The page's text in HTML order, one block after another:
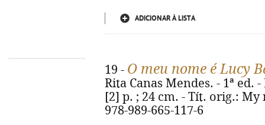
ADICIONAR À LISTA
19 - O meu nome é Lucy
Rita Canas Mendes. - 1ª ed.
[2] p. ; 24 cm. - Tít. orig.:
978-989-665-117-6